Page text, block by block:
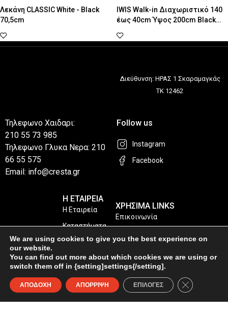
Λεκάνη CLASSIC White - Black
70,5cm
IWIS Walk-in Διαχωριστικό 140
έως 40cm Ύψος 200cm Black
Διεύθυνση: ΗΡΑΣ 1 Σκαραμαγκάς
ΤΚ 12462
Τηλεφωνο Χαιδαρι:
210 55 73 985
Τηλεφωνο Γλυκα Νερα: 210
66 55 575
Email: info@cresta.gr
Η ΕΤΑΙΡΕΙΑ
Η Εταιρεία
Καταστήματα
ΧΡΗΣΙΜΑ LINKS
Επικοινωνία
Follow us
Instagram
Facebook
© Copyright 2026 4ps.gr. All Rights Reserved
We are using cookies to give you the best experience on
our website.
You can find out more about which cookies we are using or
switch them off in {setting]settings{/setting].
ΑΠΟΔΟΧΗ ΑΠΟΡΡΙΨΗ ΕΠΙΛΟΓΕΣ Κλείσιμο